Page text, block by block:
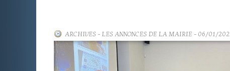
ARCHIVES - LES ANNONCES DE LA MAIRIE- 06/01/